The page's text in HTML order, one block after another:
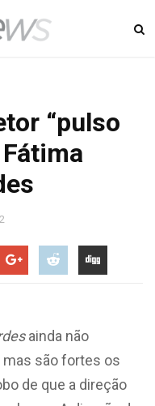
“pulso
ainda não
são fortes os
de que a direção